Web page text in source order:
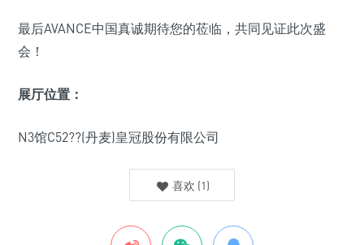
最后AVANCE中国真诚期待您的莅临，共同见证此次盛
会！
展厅位置：
N3馆C52??(丹麦)皇冠股份有限公司
喜欢 (1)